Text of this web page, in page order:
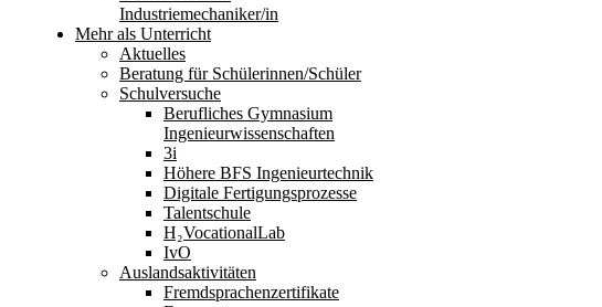
Industriemechaniker/in
Mehr als Unterricht
Aktuelles
Beratung für Schülerinnen/Schüler
Schulversuche
Berufliches Gymnasium
Ingenieurwissenschaften
3i
Höhere BFS Ingenieurtechnik
Digitale Fertigungsprozesse
Talentschule
H₂VocationalLab
IvO
Auslandsaktivitäten
Fremdsprachenzertifikate